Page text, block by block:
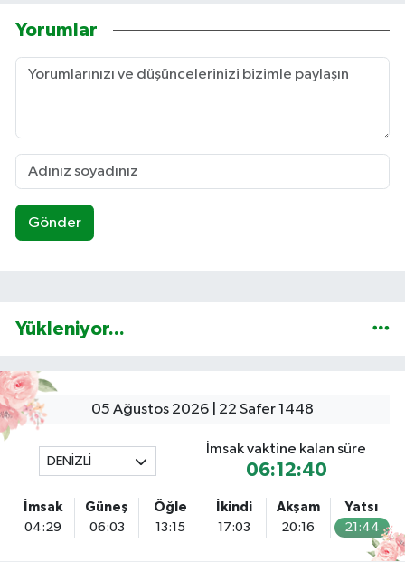
Yorumlar
Gönder
Yükleniyor...
05 Ağustos 2026 | 22 Safer 1448
DENİZLİ
İmsak vaktine kalan süre
06:12:39
İmsak
04:29
Güneş
06:03
Öğle
13:15
İkindi
17:03
Akşam
20:16
Yatsı
21:44